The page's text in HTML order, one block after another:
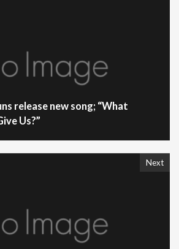
release new song; “What
Us?”
Next